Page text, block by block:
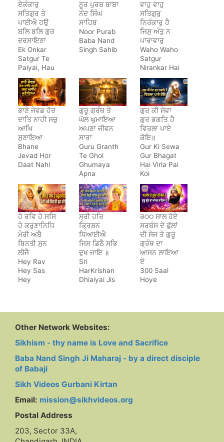
ਏਕੰਕਾਰੁ
ਸਤਿਗੁਰ ਤੇ
ਪਾਈਐ ਹਉ
ਬਲਿ ਬਲਿ ਗੁਰ
ਦਰਸਾਇਣਾ
Ek Onkar
Satgur Te
Paiyai, Hau
Bal Bal Gur
Darsayena
ਨੂਰ ਪੁਰਬ ਬਾਬਾ
ਨੰਦ ਸਿੰਘ
ਸਾਹਿਬ
Noor Purab
Baba Nand
Singh Sahib
ਵਾਹੁ ਵਾਹੁ
ਸਤਿਗੁਰੁ
ਨਿਰੰਕਾਰੁ ਹੈ
ਜਿਸੁ ਅੰਤੁ ਨ
ਪਾਰਾਵਾਰੁ
Waho Waho
Satgur
Nirankar Hai
ਭਾਣੇ ਜੇਵਡ ਹੋਰ
ਦਾਤਿ ਨਾਹੀ ਸਚੁ
ਆਖਿ
ਸੁਣਾਇਆ
Bhane
Jevad Hor
Daat Nahi
ਗੁਰੂ ਗ੍ਰੰਥ ਤੇ
ਘੋਲ ਘੁਮਾਇਆ
ਅਪਣਾ ਜੀਵਨ
ਸਾਰਾ
Guru Granth
Te Ghol
Ghumaya
Apna
Jeewan
Saara
ਗੁਰ ਕੀ ਸੇਵਾ
ਗੁਰ ਭਗਤਿ ਹੈ
ਵਿਰਲਾ ਪਾਏ
ਕੋਇ॥
Gur Ki Sewa
Gur Bhagat
Hai Virla Pai
Koi
ਹੇ ਰਵਿ ਹੇ ਸਸਿ
ਹੇ ਕਰੁਣਾਨਿਧਿ
ਮੇਰੀ ਅਬੈ
ਬਿਨਤੀ ਸੁਨ
ਲੀਜੈ
Hey Rav
Hey Sas
Hey
ਸ੍ਰੀ ਹਰਿ
ਕ੍ਰਿਸ਼ਨ
ਧਿਆਈਐ
ਜਿਸ ਡਿਠੈ ਸਭਿ
ਦੁਖ ਜਾਇ ॥
Sri
HarKrishan
Dhiaiyai Jis
੩੦੦ ਸਾਲ ਹੋਏ
ਸਰਬੰਸ ਦੇ ਫੁੱਲਾਂ
ਦੀ ਸੇਜ ਤੇ ਗੁਰੂ
ਗ੍ਰੰਥ ਦਾ
ਆਸਨ ਲਾਇਆ
ਏ
300 Saal
Hoye
Other Network Websites:
Sikhism - thy name is Love and Sacrifice
Baba Nand Singh Ji Maharaj - by a direct disciple
of Babaji
Sikh Videos Gurbani Kirtan
Email: mission@sikhvideos.org
Postal Address
203, Sector 33A,